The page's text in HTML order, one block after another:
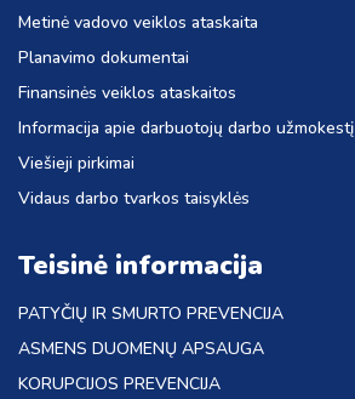
Metinė vadovo veiklos ataskaita
Planavimo dokumentai
Finansinės veiklos ataskaitos
Informacija apie darbuotojų darbo užmokestį
Viešieji pirkimai
Vidaus darbo tvarkos taisyklės
Teisinė informacija
PATYČIŲ IR SMURTO PREVENCIJA
ASMENS DUOMENŲ APSAUGA
KORUPCIJOS PREVENCIJA